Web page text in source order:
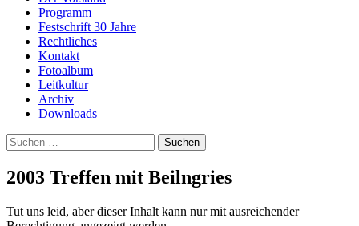
Programm
Festschrift 30 Jahre
Rechtliches
Kontakt
Fotoalbum
Leitkultur
Archiv
Downloads
Suchen
nach:
2003 Treffen mit Beilngries
Tut uns leid, aber dieser Inhalt kann nur mit ausreichender